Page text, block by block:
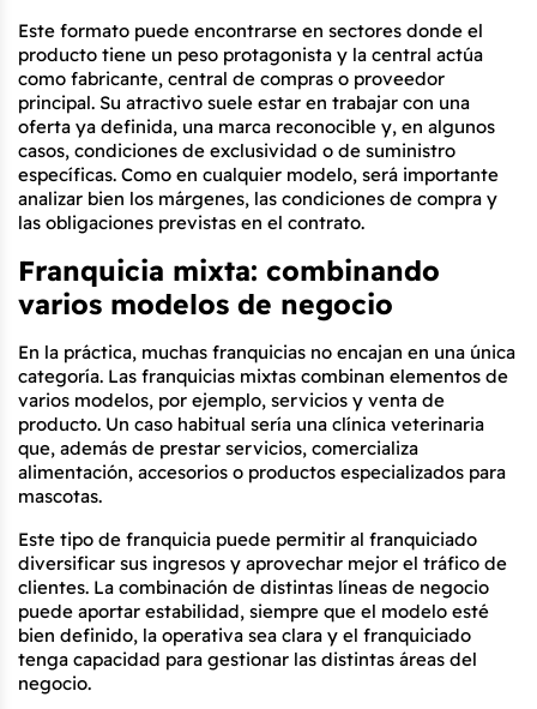
Este formato puede encontrarse en sectores donde el
producto tiene un peso protagonista y la central actúa
como fabricante, central de compras o proveedor
principal. Su atractivo suele estar en trabajar con una
oferta ya definida, una marca reconocible y, en algunos
casos, condiciones de exclusividad o de suministro
específicas. Como en cualquier modelo, será importante
analizar bien los márgenes, las condiciones de compra y
las obligaciones previstas en el contrato.
Franquicia mixta: combinando
varios modelos de negocio
En la práctica, muchas franquicias no encajan en una única
categoría. Las franquicias mixtas combinan elementos de
varios modelos, por ejemplo, servicios y venta de
producto. Un caso habitual sería una clínica veterinaria
que, además de prestar servicios, comercializa
alimentación, accesorios o productos especializados para
mascotas.
Este tipo de franquicia puede permitir al franquiciado
diversificar sus ingresos y aprovechar mejor el tráfico de
clientes. La combinación de distintas líneas de negocio
puede aportar estabilidad, siempre que el modelo esté
bien definido, la operativa sea clara y el franquiciado
tenga capacidad para gestionar las distintas áreas del
negocio.